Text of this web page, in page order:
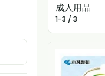
成人用品
1-3 / 3